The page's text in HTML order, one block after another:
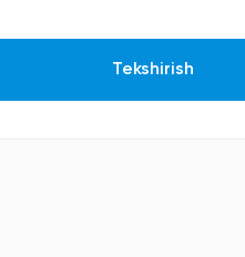
Tekshirish